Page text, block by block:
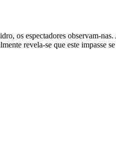
os espectadores observam-nas.
revela-se que este impasse